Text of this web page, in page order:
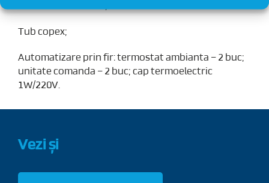
Banda rost dilatare;
Tub copex;
Automatizare prin fir: termostat ambianta – 2 buc;
unitate comanda – 2 buc; cap termoelectric
1W/220V.
Vezi și